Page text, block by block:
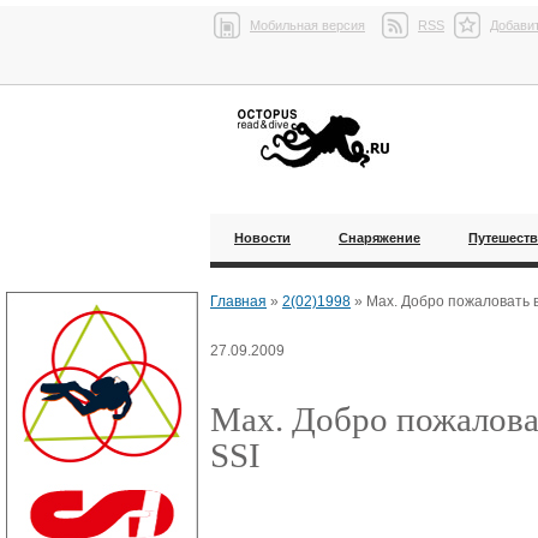
Мобильная версия RSS
Новости Снаряжение
Главная » 2(02)1998 » Мах. Добро пожаловать
27.09.2009
Мах. Добро
SSI